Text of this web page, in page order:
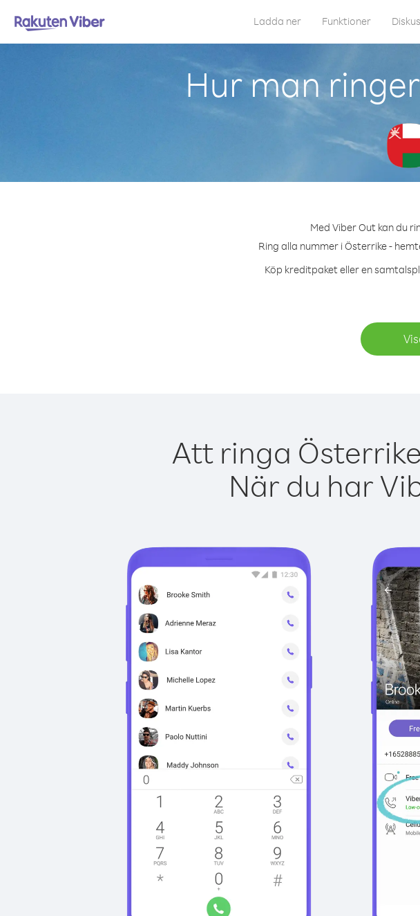
Ladda ner Funktioner
Hur man
Med Viber Out kan du
Ring alla nummer i Österrike -
Köp kreditpaket eller en
Att ringa
När du har